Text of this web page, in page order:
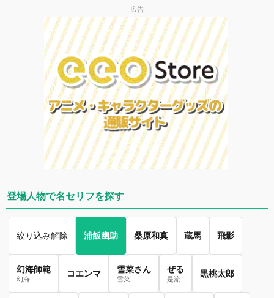
広告
登場人物で名セリフを探す
絞り込み解除 浦飯幽助 桑原和真 蔵馬 飛影
幻海師範
幻海
コエンマ 雪菜さん
雪菜
ぜる
是流
黒桃太郎